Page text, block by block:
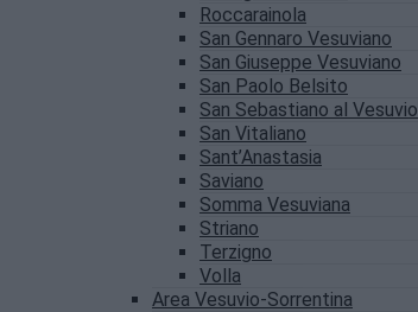
Roccarainola
San Gennaro Vesuviano
San Giuseppe Vesuviano
San Paolo Belsito
San Sebastiano al Vesuvio
San Vitaliano
Sant’Anastasia
Saviano
Somma Vesuviana
Striano
Terzigno
Volla
Area Vesuvio-Sorrentina